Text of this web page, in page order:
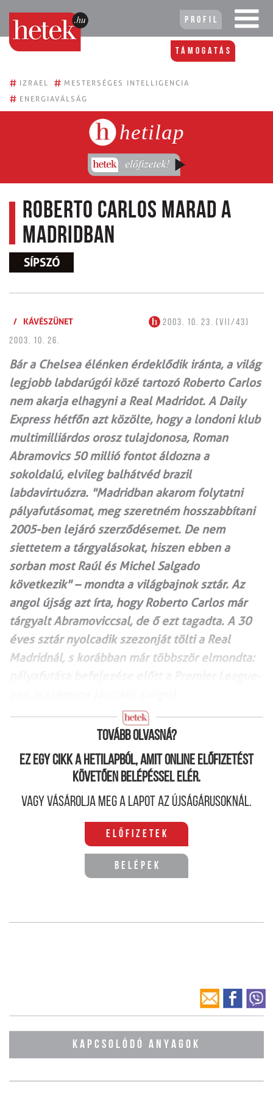
Profil
Támogatás
# IZRAEL # MESTERSÉGES INTELLIGENCIA
# ENERGIAVÁLSÁG
hetilap
Roberto Carlos marad a
Madridban
SÍPSZÓ
/ KÁVÉSZÜNET
2003. 10. 23. (VII/43)
2003. 10. 26.
Bár a Chelsea élénken érdeklődik iránta, a világ
legjobb labdarúgói közé tartozó Roberto Carlos
nem akarja elhagyni a Real Madridot. A Daily
Express hétfőn azt közölte, hogy a londoni klub
multimilliárdos orosz tulajdonosa, Roman
Abramovics 50 millió fontot áldozna a
sokoldalú, elvileg balhátvéd brazil
labdavirtuózra. "Madridban akarom folytatni
pályafutásomat, meg szeretném hosszabbítani
2005-ben lejáró szerződésemet. De nem
siettetem a tárgyalásokat, hiszen ebben a
sorban most Raúl és Michel Salgado
következik" – mondta a világbajnok sztár. Az
angol újság azt írta, hogy Roberto Carlos már
tárgyalt Abramoviccsal, de ő ezt tagadta. A 30
éves sztár nyolcadik szezonját tölti a Real
Madridnál, s korábban már többször elmondta:
Tovább olvasná?
Ez egy cikk a hetilapból, amit online előfizetést
követően belépéssel elér.
Vagy vásárolja meg a lapot az újságárusoknál.
Előfizetek
Belépek
KAPCSOLÓDÓ ANYAGOK